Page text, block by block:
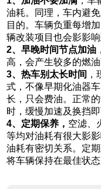
油耗。同理，车内避
目的。车辆负重每增
辆改装项目也会影影
2、早晚时间节点加油
高，会产生较多的燃
3、热车别太长时间
式，不像早期化油器
长，只会费油。正常
时，缓慢加速及换挡
4、定期保养， 空滤、
等均对油耗有很大影
油耗有密切关系。定
将车辆保持在最佳状